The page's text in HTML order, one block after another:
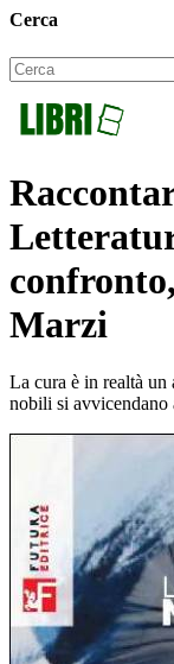
Cerca
Marzi
La cura è in realtà un
nobili si avvicendano